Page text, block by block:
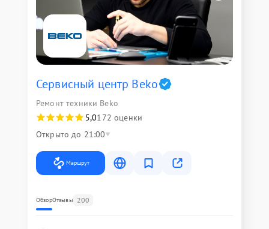
Сервисный центр Beko
Ремонт техники Beko
5,0172 оценки
Открыто до 21:00
Маршрут
ОбзорОтзывы 200